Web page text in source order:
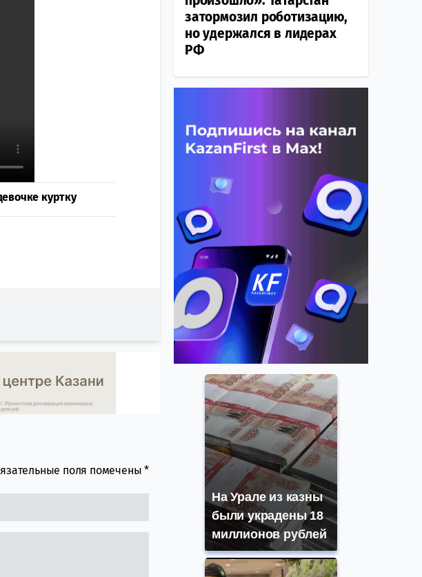
куртку
поля помечены*
затормозил роботизацию,
но удержался в лидерах
РФ
На Урале из казны
были украдены 18
миллионов рублей